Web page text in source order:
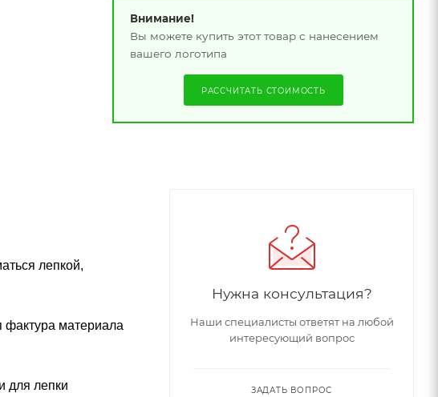
Внимание!
Вы можете купить этот товар с нанесением
вашего логотипа
РАССЧИТАТЬ СТОИМОСТЬ
лепкой,
фактура материала
для лепки
Нужна консультация?
Наши специалисты ответят на любой
интересующий вопрос
ЗАДАТЬ ВОПРОС